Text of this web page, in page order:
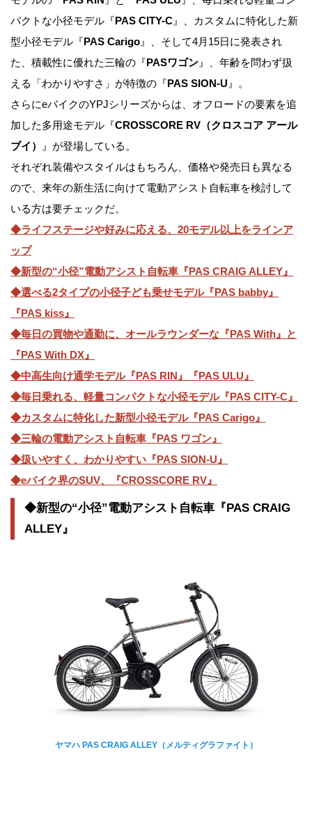
パクトな小径モデル『PAS CITY-C 』、カスタムに特化した新
型小径モデル『PAS Carigo 』、そして4月15日に発表され
た、積載性に優れた三輪の『PASワゴン 』、年齢を問わず扱
える「わかりやすさ」が特徴の『PAS SION-U 』。
さらにeバイクのYPJシリーズからは、オフロードの要素を追
加した多用途モデル『CROSSCORE RV（クロスコア アール
ブイ）
』が登場している。
それぞれ装備やスタイルはもちろん、価格や発売日も異なる
ので、来年の新生活に向けて電動アシスト自転車を検討して
いる方は要チェックだ。
◆ライフステージや好みに応える、20モデル以上をラインア
ップ
◆新型の“小径”電動アシスト自転車『PAS CRAIG ALLEY』
◆選べる2タイプの小径子ども乗せモデル『PAS babby』
『PAS kiss』
◆毎日の買物や通勤に、オールラウンダーな『PAS With』と
『PAS With DX』
◆中高生向け通学モデル『PAS RIN』『PAS ULU』
◆毎日乗れる、軽量コンパクトな小径モデル『PAS CITY-C』
◆カスタムに特化した新型小径モデル『PAS Carigo』
◆三輪の電動アシスト自転車『PAS ワゴン』
◆扱いやすく、わかりやすい『PAS SION-U』
◆eバイク界のSUV、『CROSSCORE RV』
◆新型の“小径”電動アシスト自転車『PAS CRAIG
ALLEY』
ヤマハ PAS CRAIG ALLEY（メルティグラファイト）